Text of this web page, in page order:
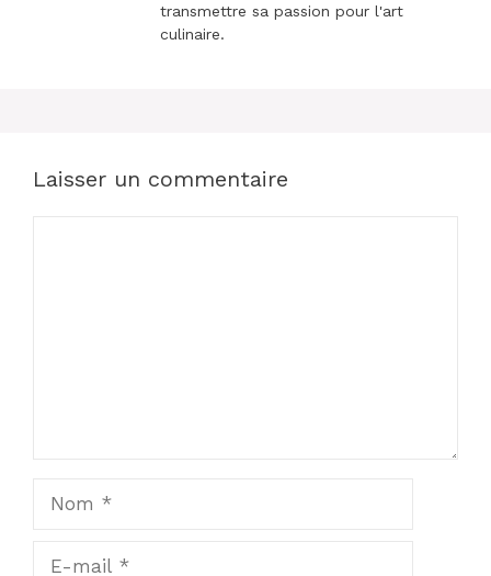
transmettre sa passion pour l'art
culinaire.
Laisser un commentaire